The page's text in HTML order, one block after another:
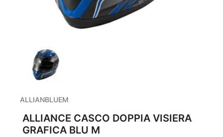
ALLIANBLUEM
ALLIANCE CASCO DOPPIA VISIERA
GRAFICA BLU M